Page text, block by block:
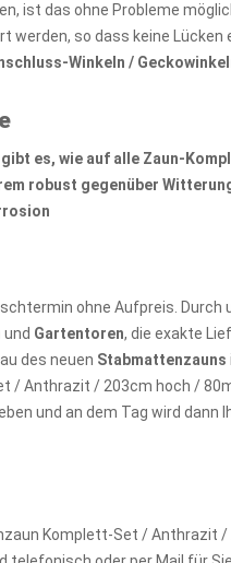
ist das ohne Probleme
so dass keine
Winkeln /
es, wie auf alle Zaun-
robust gegenüber
ohne Aufpreis. Durch
und Gartentoren, die exakte
des neuen Stabmattenzauns
/ Anthrazit / 203cm hoch /
und an dem Tag wird dann
Komplett-Set / Anthrazit